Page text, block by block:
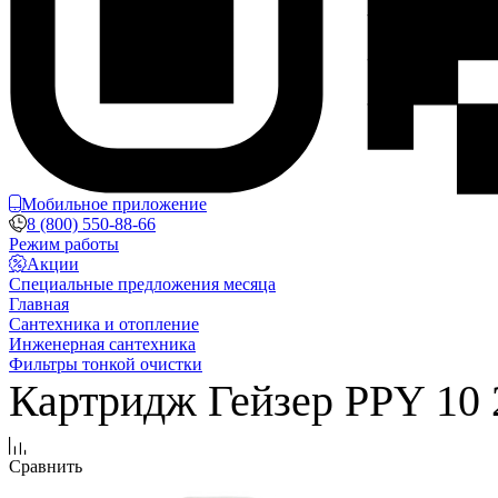
Мобильное приложение
8 (800) 550-88-66
Режим работы
Акции
Специальные предложения месяца
Главная
Сантехника и отопление
Инженерная сантехника
Фильтры тонкой очистки
Картридж Гейзер PPY 10
Сравнить